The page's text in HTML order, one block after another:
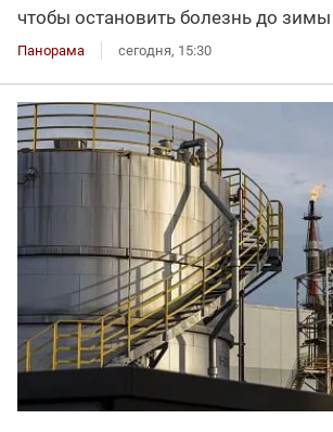
чтобы остановить болезнь до зимы
Панорама сегодня, 15:30